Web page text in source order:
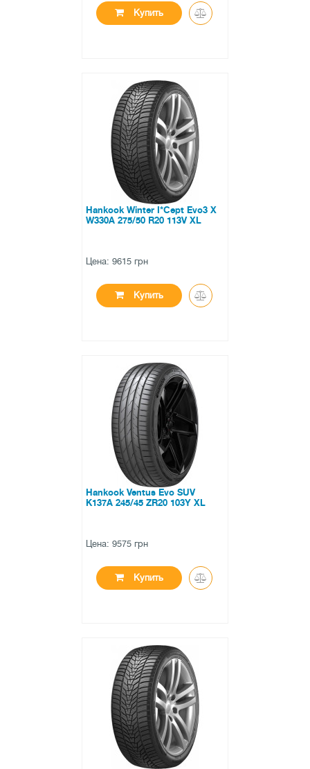
Купить
в наличии
0 отзывов
Hankook Winter I*Cept Evo3 X
W330A 275/50 R20 113V XL
Цена: 9615 грн
Купить
в наличии
0 отзывов
Hankook Ventus Evo SUV
K137A 245/45 ZR20 103Y XL
Цена: 9575 грн
Купить
в наличии
0 отзывов